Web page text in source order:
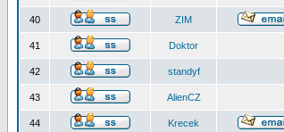
40 ZIM
41 Doktor
42 standyf
43 AlienCZ
44 Krecek